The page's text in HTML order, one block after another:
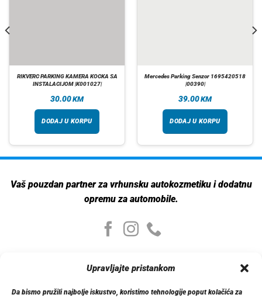
Upravljajte pristankom
Da bismo pružili najbolje iskustvo, koristimo tehnologije poput kolačića za
RIKVERC PARKING KAMERA KOCKA SA
INSTALACIJOM |K001027|
30.00KM
DODAJ U KORPU
Mercedes Parking Senzor 1695420518
|00390|
39.00KM
DODAJ U KORPU
Vaš pouzdan partner za vrhunsku autokozmetiku i dodatnu
opremu za automobile.
Moj nalog
Moj nalog
Moje narudžbe